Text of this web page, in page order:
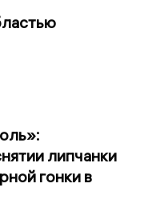
липчанки
гонки в